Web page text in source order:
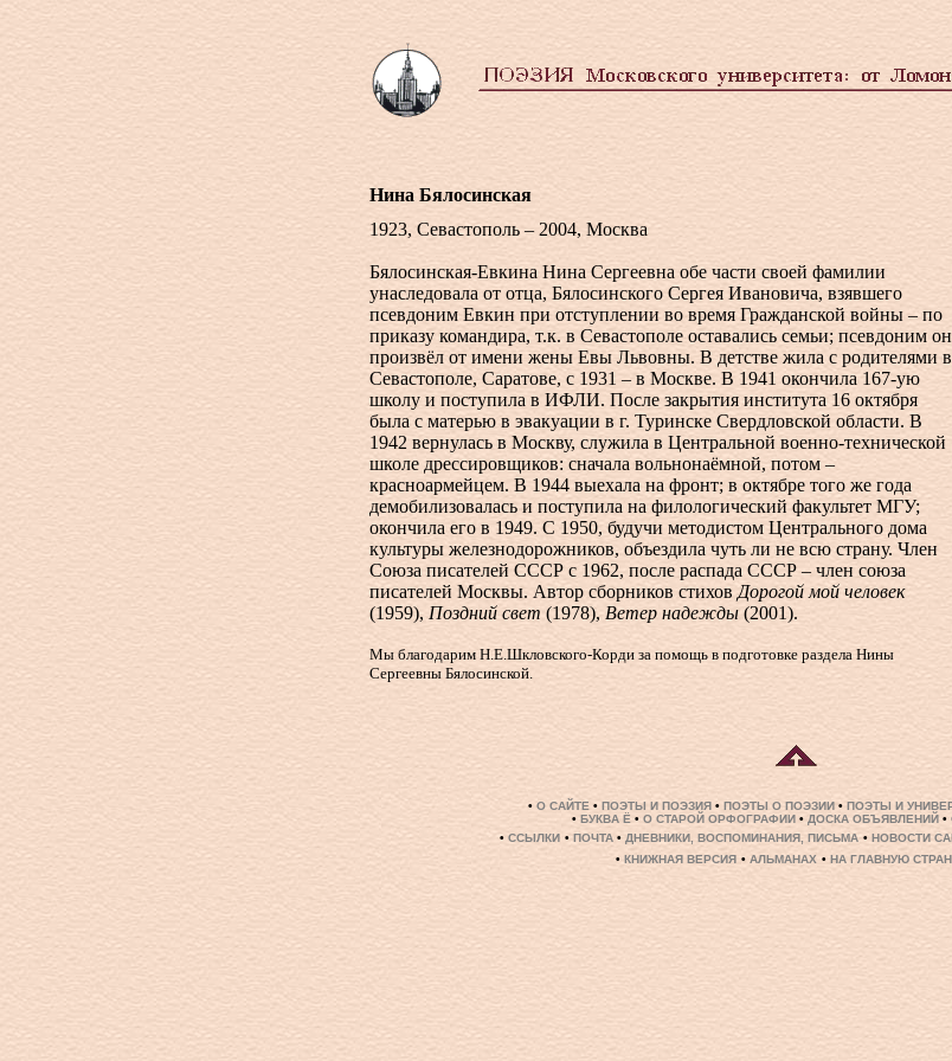
Нина Бялосинская
1923, Севастополь – 2004, Москва
Бялосинская-Евкина Нина Сергеевна обе части своей фамилии
унаследовала от отца, Бялосинского Сергея Ивановича, взявшего
псевдоним Евкин при отступлении во время Гражданской войны – по
приказу командира, т.к. в Севастополе оставались семьи; псевдоним он
произвёл от имени жены Евы Львовны. В детстве жила с родителями в
Севастополе, Саратове, с 1931 – в Москве. В 1941 окончила 167-ую
школу и поступила в ИФЛИ. После закрытия института 16 октября
была с матерью в эвакуации в г. Туринске Свердловской области. В
1942 вернулась в Москву, служила в Центральной военно-технической
школе дрессировщиков: сначала вольнонаёмной, потом –
красноармейцем. В 1944 выехала на фронт; в октябре того же года
демобилизовалась и поступила на филологический факультет МГУ;
окончила его в 1949. С 1950, будучи методистом Центрального дома
культуры железнодорожников, объездила чуть ли не всю страну. Член
Союза писателей СССР с 1962, после распада СССР – член союза
писателей Москвы. Автор сборников стихов Дорогой мой человек
(1959), Поздний свет (1978), Ветер надежды (2001).
Мы благодарим Н.Е.Шкловского-Корди за помощь в подготовке раздела Нины
Сергеевны Бялосинской.